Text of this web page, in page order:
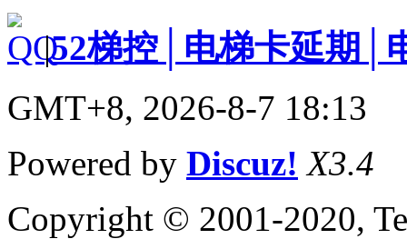
|52梯控│电梯卡延期│
GMT+8, 2026-8-7 18:13
Powered by Discuz! X3.4
Copyright © 2001-2020,